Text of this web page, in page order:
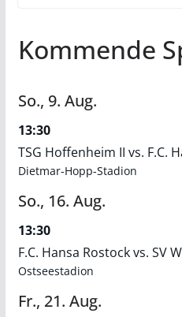
Kommende
So., 9. Aug.
13:30
TSG Hoffenheim II vs. F.C.
Dietmar-Hopp-Stadion
So., 16. Aug.
13:30
F.C. Hansa Rostock vs. SV
Ostseestadion
Fr., 21. Aug.